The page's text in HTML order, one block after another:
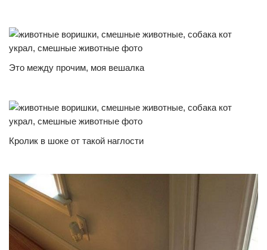
Это между прочим, моя вешалка
Кролик в шоке от такой наглости